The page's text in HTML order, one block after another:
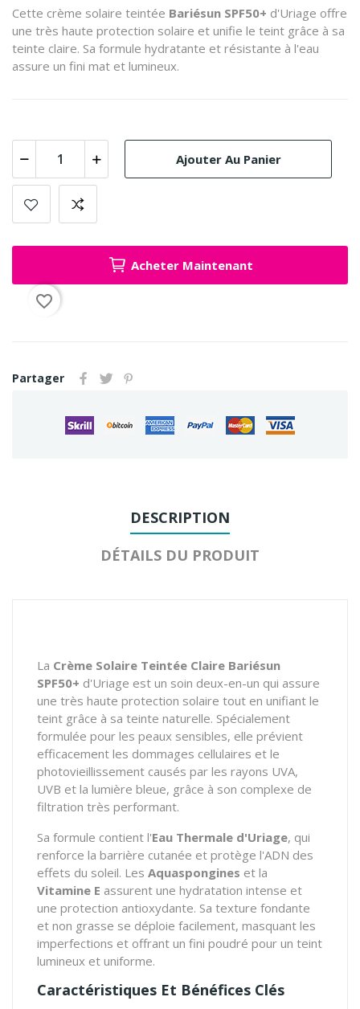
Cette crème solaire teintée Bariésun SPF50+ d'Uriage offre
une très haute protection solaire et unifie le teint grâce à sa
teinte claire. Sa formule hydratante et résistante à l'eau
assure un fini mat et lumineux.
Ajouter Au Panier
Acheter Maintenant
favorite_border
Partager
DESCRIPTION
DÉTAILS DU PRODUIT
La Crème Solaire Teintée Claire Bariésun
SPF50+ d'Uriage est un soin deux-en-un qui assure
une très haute protection solaire tout en unifiant le
teint grâce à sa teinte naturelle. Spécialement
formulée pour les peaux sensibles, elle prévient
efficacement les dommages cellulaires et le
photovieillissement causés par les rayons UVA,
UVB et la lumière bleue, grâce à son complexe de
filtration très performant.
Sa formule contient l'Eau Thermale d'Uriage, qui
renforce la barrière cutanée et protège l'ADN des
effets du soleil. Les Aquaspongines et la
Vitamine E assurent une hydratation intense et
une protection antioxydante. Sa texture fondante
et non grasse se déploie facilement, masquant les
imperfections et offrant un fini poudré pour un teint
lumineux et uniforme.
Caractéristiques Et Bénéfices Clés